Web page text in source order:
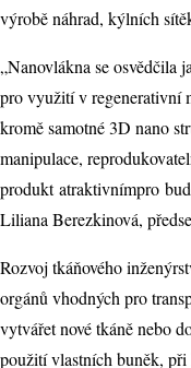
výrobě náhrad, kýlních
„Nanovlákna se osvědčila
pro využití v regenerativní
kromě samotné 3D nano
manipulace,
produkt atraktivnímpro
Liliana Berezkinová,
Rozvoj tkáňového
orgánů vhodných pro
vytvářet nové tkáně nebo
použití vlastních buněk,